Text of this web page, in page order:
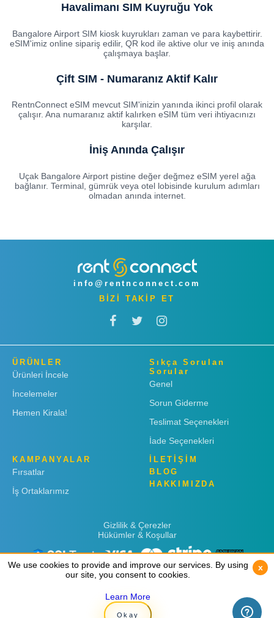
Havalimanı SIM Kuyruğu Yok
Bangalore Airport SIM kiosk kuyrukları zaman ve para kaybettirir.
eSIM'imiz online sipariş edilir, QR kod ile aktive olur ve iniş anında
çalışmaya başlar.
Çift SIM - Numaranız Aktif Kalır
RentnConnect eSIM mevcut SIM'inizin yanında ikinci profil olarak
çalışır. Ana numaranız aktif kalırken eSIM tüm veri ihtiyacınızı
karşılar.
İniş Anında Çalışır
Uçak Bangalore Airport pistine değer değmez eSIM yerel ağa
bağlanır. Terminal, gümrük veya otel lobisinde kurulum adımları
olmadan anında internet.
info@rentnconnect.com
BİZİ TAKİP ET
ÜRÜNLER
Ürünleri İncele
İncelemeler
Hemen Kirala!
Sıkça Sorulan
Sorular
Genel
Sorun Giderme
Teslimat Seçenekleri
İade Seçenekleri
KAMPANYALAR
Fırsatlar
İş Ortaklarımız
İLETİŞİM
BLOG
HAKKIMIZDA
Gizlilik & Çerezler
Hükümler & Koşullar
Copyright © 2019 Rent 'n Connect
We use cookies to provide and improve our services. By using
our site, you consent to cookies.
Learn More
Okay
x
We use cookies to provide and improve our services. By using
our site, you consent to cookies.
Learn More
Okay
x